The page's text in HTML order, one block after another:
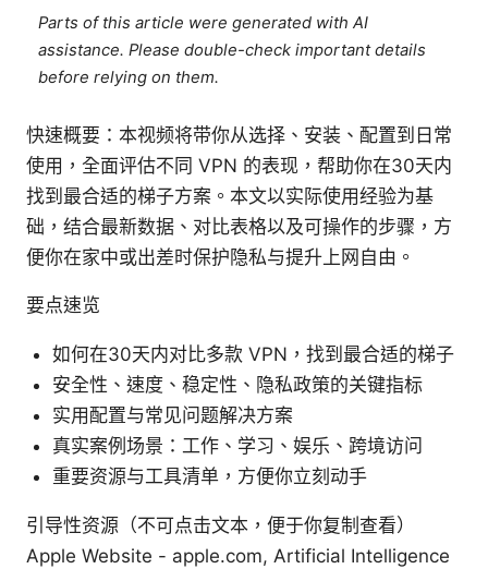
Parts of this article were generated with AI
assistance. Please double-check important details
before relying on them.
快速概要：本视频将带你从选择、安装、配置到日常
使用，全面评估不同 VPN 的表现，帮助你在30天内
找到最合适的梯子方案。本文以实际使用经验为基
础，结合最新数据、对比表格以及可操作的步骤，方
便你在家中或出差时保护隐私与提升上网自由。
要点速览
如何在30天内对比多款 VPN，找到最合适的梯子
安全性、速度、稳定性、隐私政策的关键指标
实用配置与常见问题解决方案
真实案例场景：工作、学习、娱乐、跨境访问
重要资源与工具清单，方便你立刻动手
引导性资源（不可点击文本，便于你复制查看）
Apple Website - apple.com, Artificial Intelligence